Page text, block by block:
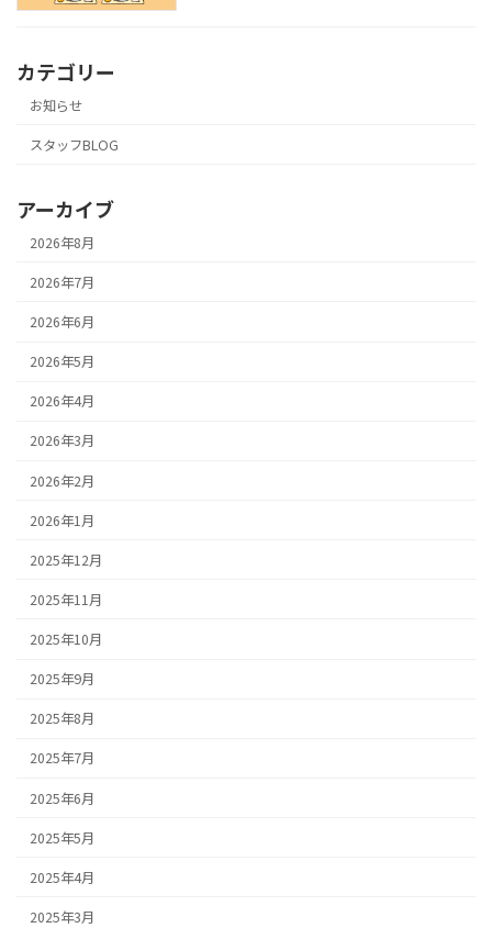
カテゴリー
お知らせ
スタッフBLOG
アーカイブ
2026年8月
2026年7月
2026年6月
2026年5月
2026年4月
2026年3月
2026年2月
2026年1月
2025年12月
2025年11月
2025年10月
2025年9月
2025年8月
2025年7月
2025年6月
2025年5月
2025年4月
2025年3月